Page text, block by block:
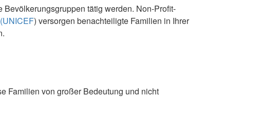
tätig werden. Non-Profit-
) versorgen benachteiligte Familien in Ihrer
Familien von großer Bedeutung und nicht